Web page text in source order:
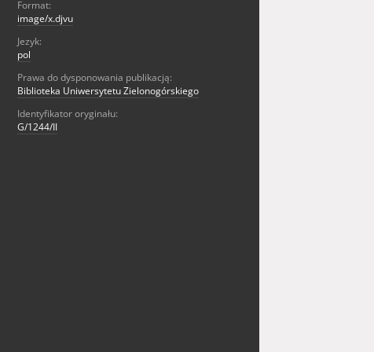
Format:
image/x.djvu
Jezyk:
pol
Prawa do dysponowania publikacją:
Biblioteka Uniwersytetu Zielonogórskiego
Identyfikator oryginału:
G/1244/II